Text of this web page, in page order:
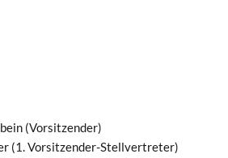
(Vorsitzender)
(1. Vorsitzender-Stellvertreter)